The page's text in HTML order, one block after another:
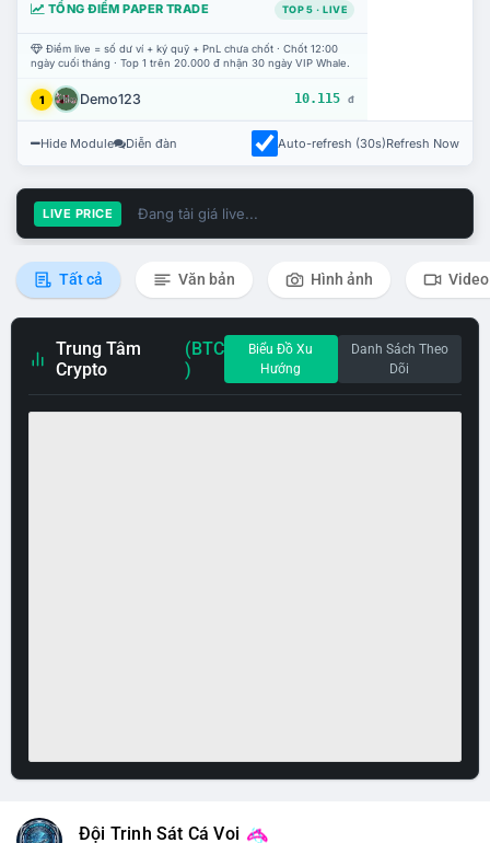
TỔNG ĐIỂM PAPER TRADE TOP 5 · LIVE
Điểm live = số dư ví + ký quỹ + PnL chưa chốt · Chốt 12:00
ngày cuối tháng · Top 1 trên 20.000 đ nhận 30 ngày VIP Whale.
1 Demo123 10.115 đ
Hide Module Diễn đàn Auto-refresh (30s)Refresh Now
LIVE PRICE Đang tải giá live...
Tất cả Văn bản Hình ảnh Video
Trung Tâm
Crypto
(BTC
)
Biểu Đồ Xu
Hướng
Danh Sách Theo
Dõi
Đội Trinh Sát Cá Voi